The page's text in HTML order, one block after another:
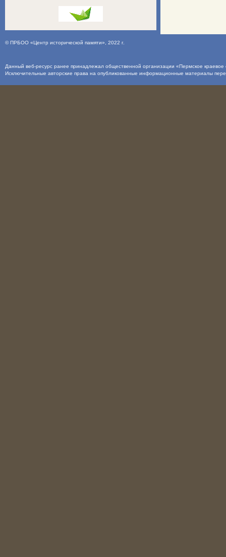
©ПРБОО «Центр исторической памяти», 2022 г.
Данный веб-ресурс ранее принадлежал общественной организации «Пермское
Исключительные авторские права на опубликованные информационные материалы